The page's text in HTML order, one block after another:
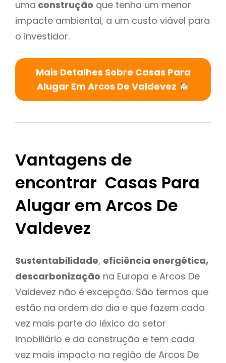
uma construção que tenha um menor
impacte ambiental, a um custo viável para
o investidor.
Mais Detalhes Sobre Casas Para
Alugar Em Arcos De Valdevez
Vantagens de
encontrar Casas Para
Alugar em Arcos De
Valdevez
Sustentabilidade, eficiência energética,
descarbonização na Europa e Arcos De
Valdevez não é excepção. São termos que
estão na ordem do dia e que fazem cada
vez mais parte do léxico do setor
imobiliário e da construção e tem cada
vez mais impacto na região de Arcos De